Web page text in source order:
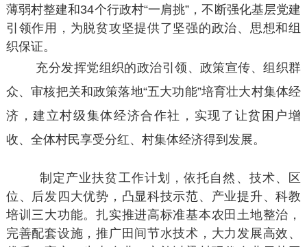
薄弱村整建和34个行政村“一肩挑”，不断强化基层党建
引领作用，为脱贫攻坚提供了坚强的政治、思想和组
织保证。
充分发挥党组织的政治引领、政策宣传、组织群
众、审核把关和政策落地“五大功能”培育壮大村集体经
济，建立村级集体经济合作社，实现了让贫困户增
收、全体村民享受分红、村集体经济得到发展。
制定产业扶贫工作计划，依托自然、技术、区
位、后发四大优势，凸显科技示范、产业提升、科教
培训三大功能。扎实推进高标准基本农田土地整治，
完善配套设施，推广田间节水技术，大力发展高效、